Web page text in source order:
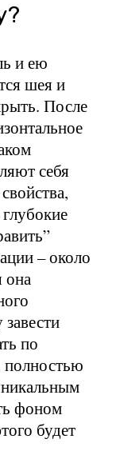
и ею
шея и
После
себя
– около
она
по
полностью
фоном
будет